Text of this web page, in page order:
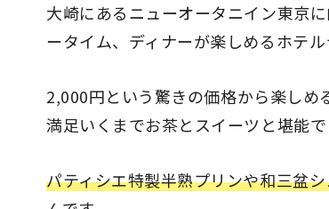
大崎にあるニューオータニイン東京
ータイム、ディナーが楽しめるホテル
2,000円という驚きの価格から楽しめ
満足いくまでお茶とスイーツと堪能
パティシエ特製半熟プリンや和三盆